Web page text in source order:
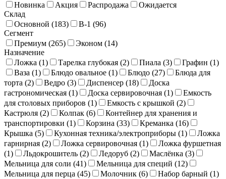
Новинка
Акция Распродажа
Ожидается
Склад
Основной (183) В-1 (96)
Сегмент
Премиум (265) Эконом (14)
Назначение
Ложка (1) Тарелка глубокая (2) Пиала (3) Графин (1)
Ваза (1) Блюдо овальное (1) Блюдо (27)
Блюда для
торта (2) Ведро (3) Диспенсер (18)
Доска
гастрономическая (1) Доска сервировочная (1)
Емкость
для столовых приборов (1) Емкость с крышкой (2)
Кастрюля (2) Колпак (6)
Контейнер для хранения и
транспортировки (1) Корзина (33) Креманка (16)
Крышка (5) Кухонная техника/электроприборы (1)
Ложка
гарнирная (2) Ложка сервировочная (1)
Ложка фуршетная
(1) Льдокрошитель (2) Ледоруб (2) Маслёнка (3)
Мельница для соли (41) Мельница для специй (12)
Мельница для перца (45) Молочник (6) Набор барный (1)